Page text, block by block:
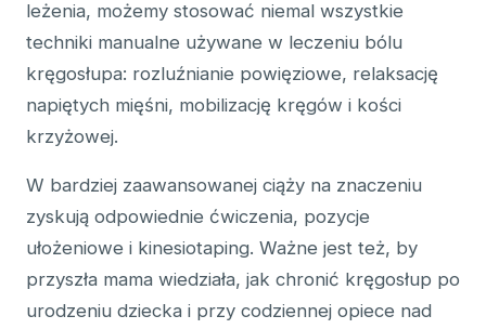
leżenia, możemy stosować niemal wszystkie
techniki manualne używane w leczeniu bólu
kręgosłupa: rozluźnianie powięziowe, relaksację
napiętych mięśni, mobilizację kręgów i kości
krzyżowej.
W bardziej zaawansowanej ciąży na znaczeniu
zyskują odpowiednie ćwiczenia, pozycje
ułożeniowe i kinesiotaping. Ważne jest też, by
przyszła mama wiedziała, jak chronić kręgosłup po
urodzeniu dziecka i przy codziennej opiece nad